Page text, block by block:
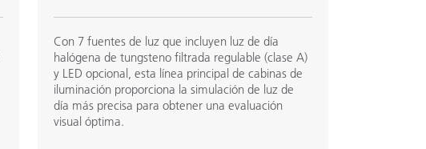
Con 7 fuentes de luz que incluyen luz de día
halógena de tungsteno filtrada regulable (clase A)
y LED opcional, esta línea principal de cabinas de
iluminación proporciona la simulación de luz de
día más precisa para obtener una evaluación
visual óptima.